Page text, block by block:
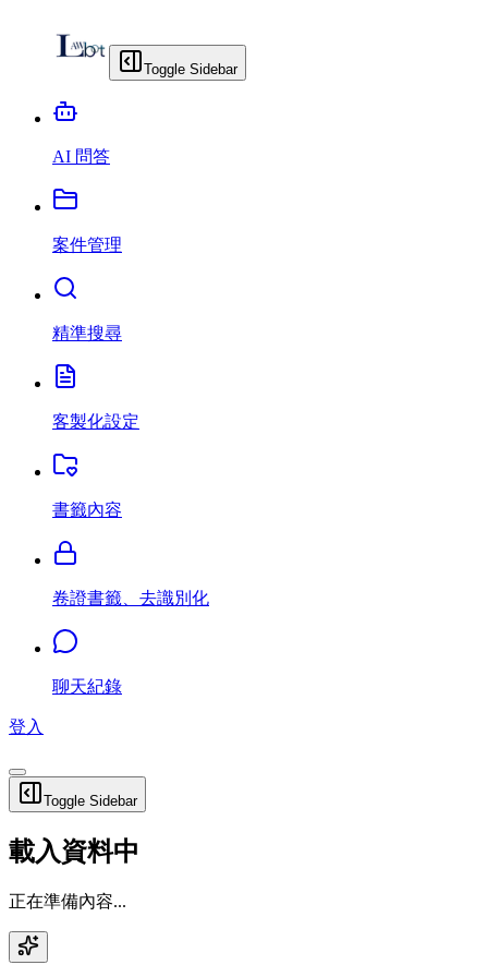
Toggle Sidebar
AI 問答
案件管理
精準搜尋
客製化設定
書籤內容
卷證書籤、去識別化
聊天紀錄
登入
Toggle Sidebar
載入資料中
正在準備內容...